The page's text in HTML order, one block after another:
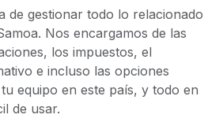
de forma sencilla y conforme a la
el mundo sin gastar en entidades.
países
del empleo global según el país.
de EE. UU.
en todos los estados de EE.
riesgo de clasificación errónea
de clasificación errónea por país.
de gestionar todo lo relacionado
Nos encargamos de las
los impuestos, el
e incluso las opciones
equipo en este país, y todo en
de usar.